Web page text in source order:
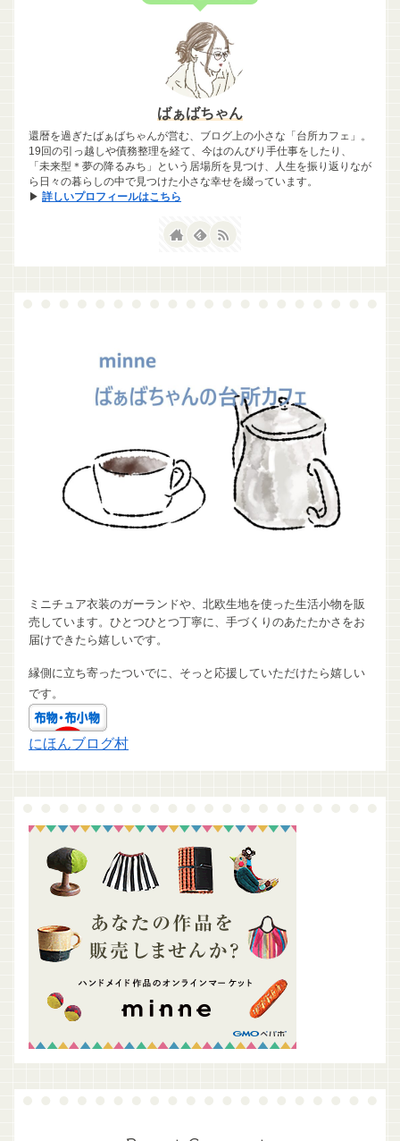
ばぁばちゃん
還暦を過ぎたばぁばちゃんが営む、ブログ上の小さな「台所カフェ」。
19回の引っ越しや債務整理を経て、今はのんびり手仕事をしたり、
「未来型＊夢の降るみち」という居場所を見つけ、人生を振り返りなが
ら日々の暮らしの中で見つけた小さな幸せを綴っています。
▶ 詳しいプロフィールはこちら
ミニチュア衣装のガーランドや、北欧生地を使った生活小物を販
売しています。ひとつひとつ丁寧に、手づくりのあたたかさをお
届けできたら嬉しいです。
縁側に立ち寄ったついでに、そっと応援していただけたら嬉しい
です。
にほんブログ村